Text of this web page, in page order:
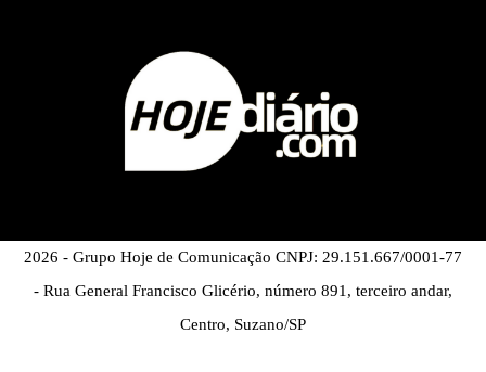
2026 - Grupo Hoje de Comunicação CNPJ: 29.151.667/0001-77
- Rua General Francisco Glicério, número 891, terceiro andar,
Centro, Suzano/SP